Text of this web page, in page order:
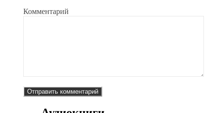
Комментарий